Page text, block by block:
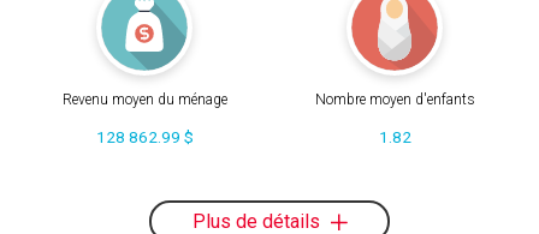
Revenu moyen du ménage
128 862.99 $
Nombre moyen d'enfants
1.82
Plus de détails